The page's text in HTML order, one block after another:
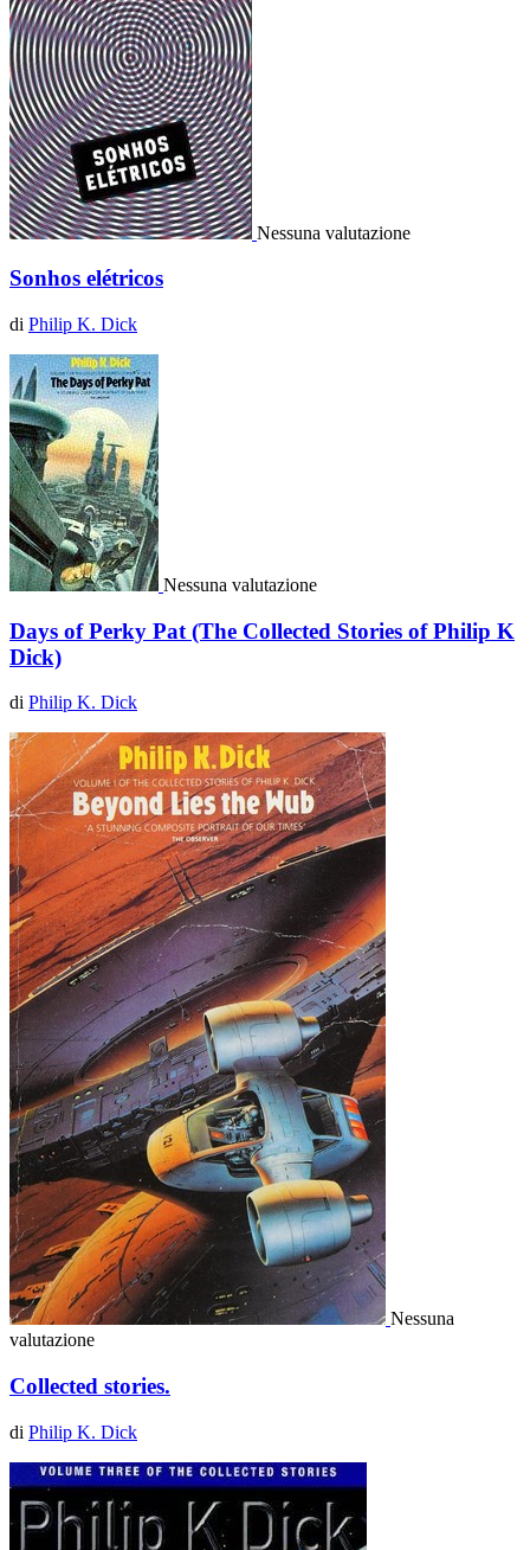
Nessuna valutazione
Sonhos elétricos
di Philip K. Dick
Nessuna valutazione
Days of Perky Pat (The Collected Stories of Philip K
Dick)
di Philip K. Dick
Nessuna
valutazione
Collected stories.
di Philip K. Dick